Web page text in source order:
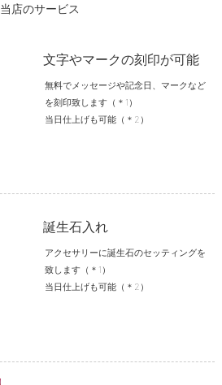
当店のサービス
文字やマークの刻印が可能
無料でメッセージや記念日、マークなど
を刻印致します（＊1）
当日仕上げも可能（＊2）
誕生石入れ
アクセサリーに誕生石のセッティングを
致します（＊1）
当日仕上げも可能（＊2）